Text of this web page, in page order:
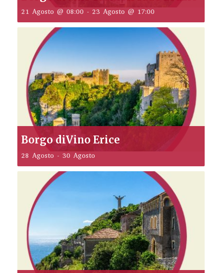
21 Agosto @ 08:00 - 23 Agosto @ 17:00
Borgo diVino Erice
28 Agosto - 30 Agosto